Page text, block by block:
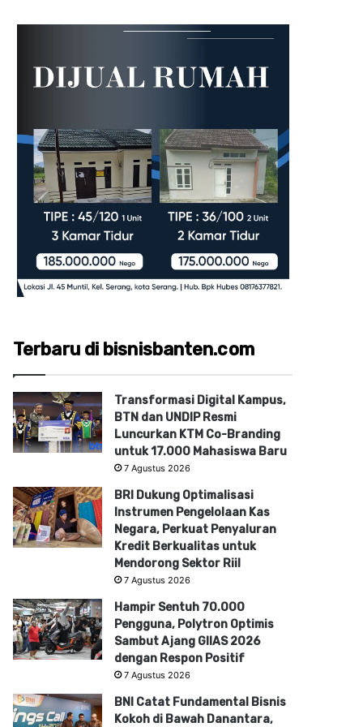
Terbaru di bisnisbanten.com
Transformasi Digital Kampus,
BTN dan UNDIP Resmi
Luncurkan KTM Co-Branding
untuk 17.000 Mahasiswa Baru
7 Agustus 2026
BRI Dukung Optimalisasi
Instrumen Pengelolaan Kas
Negara, Perkuat Penyaluran
Kredit Berkualitas untuk
Mendorong Sektor Riil
7 Agustus 2026
Hampir Sentuh 70.000
Pengguna, Polytron Optimis
Sambut Ajang GIIAS 2026
dengan Respon Positif
7 Agustus 2026
BNI Catat Fundamental Bisnis
Kokoh di Bawah Danantara,